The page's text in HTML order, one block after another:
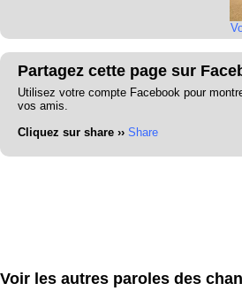
Partagez cette page sur
Utilisez votre compte Facebook pour
vos amis.
Cliquez sur share ›› Share
Voir les autres paroles des